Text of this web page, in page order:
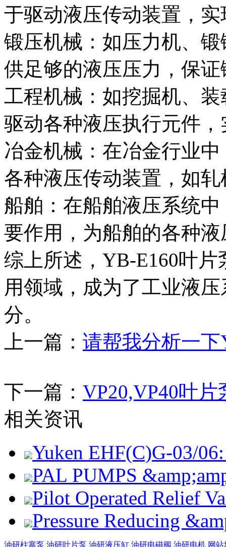
于驱动液压传动装置，
锻压机械：如压力机、
供足够的液压压力，保
工程机械：如挖掘机、
驱动各种液压执行元件
冶金机械：在冶金行业
各种液压传动装置，如
船舶：在船舶液压系统
要作用，为船舶的各种
综上所述，YB-E160叶
用领域，成为了工业液
分。
上一篇： 请帮我分析一
下一篇： VP20,VP40叶
相关资讯
Yuken EHF(C)G-03/
PAL PUMPS
Pilot Operated Relief
Pressure Reducing
油研柱塞泵 油研叶片泵 油研液压缸 油研电磁阀 油研电机 网